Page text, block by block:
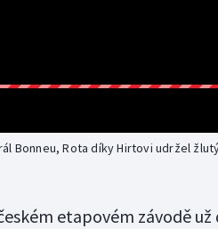
Bonneu, Rota díky Hirtovi udržel
etapovém závodě